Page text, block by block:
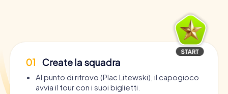
01 Create la squadra
Al punto di ritrovo (Plac Litewski), il capogioco
avvia il tour con i suoi biglietti.